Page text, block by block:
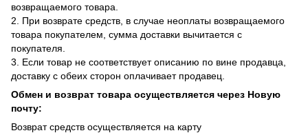
возвращаемого товара.
2. При возврате средств, в случае неоплаты возвращаемого
товара покупателем, сумма доставки вычитается с
покупателя.
3. Если товар не соответствует описанию по вине продавца,
доставку с обеих сторон оплачивает продавец.
Обмен и возврат товара осуществляется через Новую
почту:
Возврат средств осуществляется на карту